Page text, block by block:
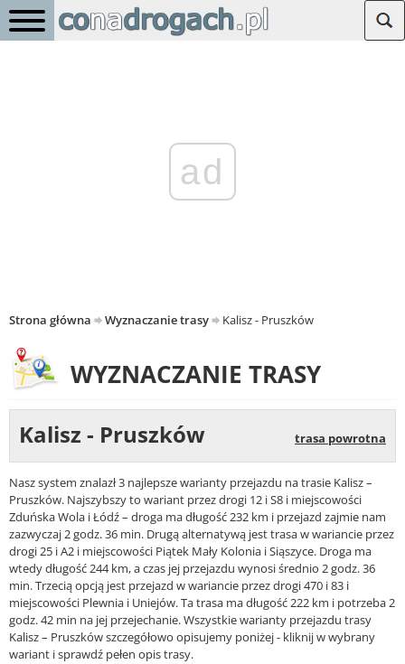
ad
Strona główna Wyznaczanie trasy Kalisz - Pruszków
WYZNACZANIE TRASY
Kalisz - Pruszków trasa powrotna
Nasz system znalazł 3 najlepsze warianty przejazdu na trasie Kalisz –
Pruszków. Najszybszy to wariant przez drogi 12 i S8 i miejscowości
Zduńska Wola i Łódź – droga ma długość 232 km i przejazd zajmie nam
zazwyczaj 2 godz. 36 min. Drugą alternatywą jest trasa w wariancie przez
drogi 25 i A2 i miejscowości Piątek Mały Kolonia i Siąszyce. Droga ma
wtedy długość 244 km, a czas jej przejazdu wynosi średnio 2 godz. 36
min. Trzecią opcją jest przejazd w wariancie przez drogi 470 i 83 i
miejscowości Plewnia i Uniejów. Ta trasa ma długość 222 km i potrzeba 2
godz. 42 min na jej przejechanie. Wszystkie warianty przejazdu trasy
Kalisz – Pruszków szczegółowo opisujemy poniżej - kliknij w wybrany
wariant i sprawdź pełen opis trasy.